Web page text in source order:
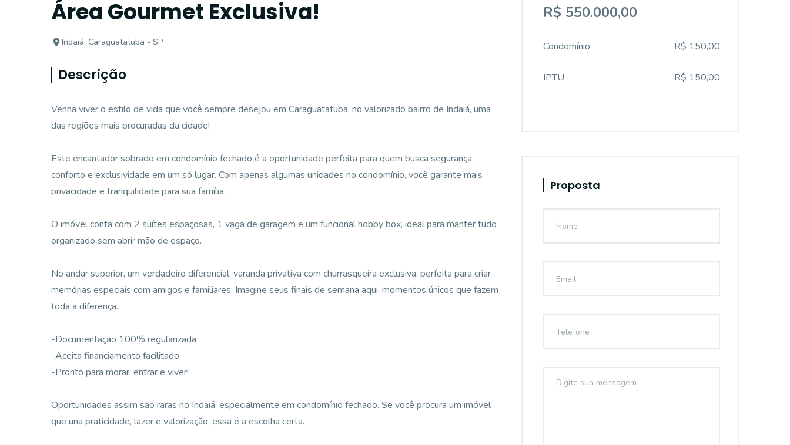
Área Gourmet Exclusiva!
Indaiá, Caraguatatuba - SP
Descrição
Venha viver o estilo de vida que você sempre desejou em Caraguatatuba, no valorizado bairro de Indaiá, uma
das regiões mais procuradas da cidade!
Este encantador sobrado em condomínio fechado é a oportunidade perfeita para quem busca segurança,
conforto e exclusividade em um só lugar. Com apenas algumas unidades no condomínio, você garante mais
privacidade e tranquilidade para sua família.
O imóvel conta com 2 suítes espaçosas, 1 vaga de garagem e um funcional hobby box, ideal para manter tudo
organizado sem abrir mão de espaço.
No andar superior, um verdadeiro diferencial: varanda privativa com churrasqueira exclusiva, perfeita para criar
memórias especiais com amigos e familiares. Imagine seus finais de semana aqui, momentos únicos que fazem
toda a diferença.
-Documentação 100% regularizada
-Aceita financiamento facilitado
-Pronto para morar, entrar e viver!
Oportunidades assim são raras no Indaiá, especialmente em condomínio fechado. Se você procura um imóvel
que una praticidade, lazer e valorização, essa é a escolha certa.
R$ 550.000,00
Condomínio R$ 150,00
IPTU R$ 150,00
Proposta